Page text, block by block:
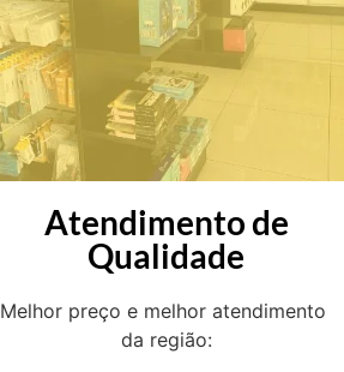
Atendimento de
Qualidade
Melhor preço e melhor atendimento
da região: